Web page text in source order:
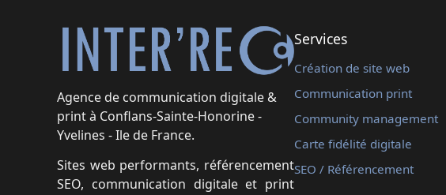
Agence de communication digitale &
print à Conflans-Sainte-Honorine -
Yvelines - Ile de France.
Sites web performants, référencement
SEO, communication digitale et print
Services
Création de site web
Communication print
Community management
Carte fidélité digitale
SEO / Référencement